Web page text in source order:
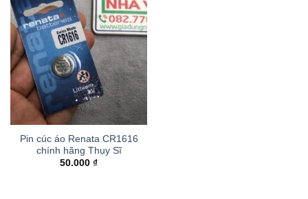
Pin cúc áo Renata CR1616
chính hãng Thụy Sĩ
50.000 ₫